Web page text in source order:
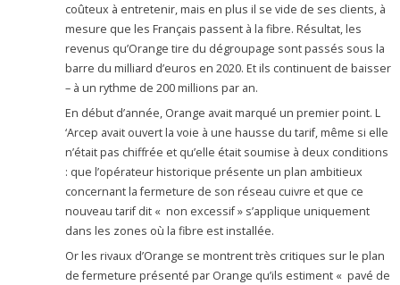
coûteux à entretenir, mais en plus il se vide de ses clients, à
mesure que les Français passent à la fibre. Résultat, les
revenus qu’Orange tire du dégroupage sont passés sous la
barre du milliard d’euros en 2020. Et ils continuent de baisser
– à un rythme de 200 millions par an.
En début d’année, Orange avait marqué un premier point. L
‘Arcep avait ouvert la voie à une hausse du tarif, même si elle
n’était pas chiffrée et qu’elle était soumise à deux conditions
: que l’opérateur historique présente un plan ambitieux
concernant la fermeture de son réseau cuivre et que ce
nouveau tarif dit « non excessif » s’applique uniquement
dans les zones où la fibre est installée.
Or les rivaux d’Orange se montrent très critiques sur le plan
de fermeture présenté par Orange qu’ils estiment « pavé de